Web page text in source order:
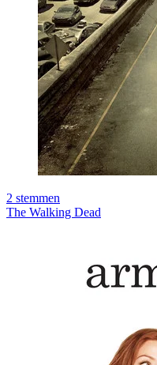
2 stemmen
The Walking Dead